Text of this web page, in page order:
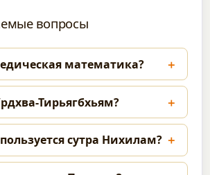
вопросы
математика?
Тирьягбхьям?
сутра Нихилам?